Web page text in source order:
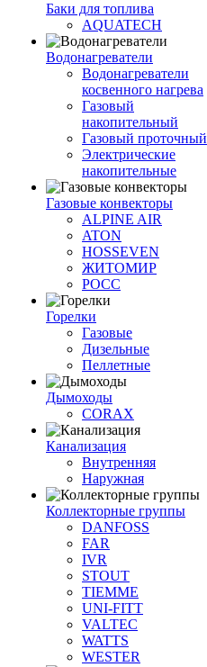
Баки для топлива
AQUATECH
Водонагреватели
Водонагреватели
косвенного нагрева
Газовый
накопительный
Газовый проточный
Электрические
накопительные
Газовые конвекторы
ALPINE AIR
ATON
HOSSEVEN
ЖИТОМИР
РОСС
Горелки
Газовые
Дизельные
Пеллетные
Дымоходы
CORAX
Канализация
Внутренняя
Наружная
Коллекторные группы
DANFOSS
FAR
IVR
STOUT
TIEMME
UNI-FITT
VALTEC
WATTS
WESTER